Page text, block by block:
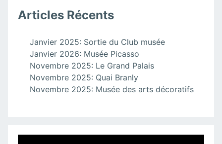
Articles Récents
Janvier 2025: Sortie du Club musée
Janvier 2026: Musée Picasso
Novembre 2025: Le Grand Palais
Novembre 2025: Quai Branly
Novembre 2025: Musée des arts décoratifs